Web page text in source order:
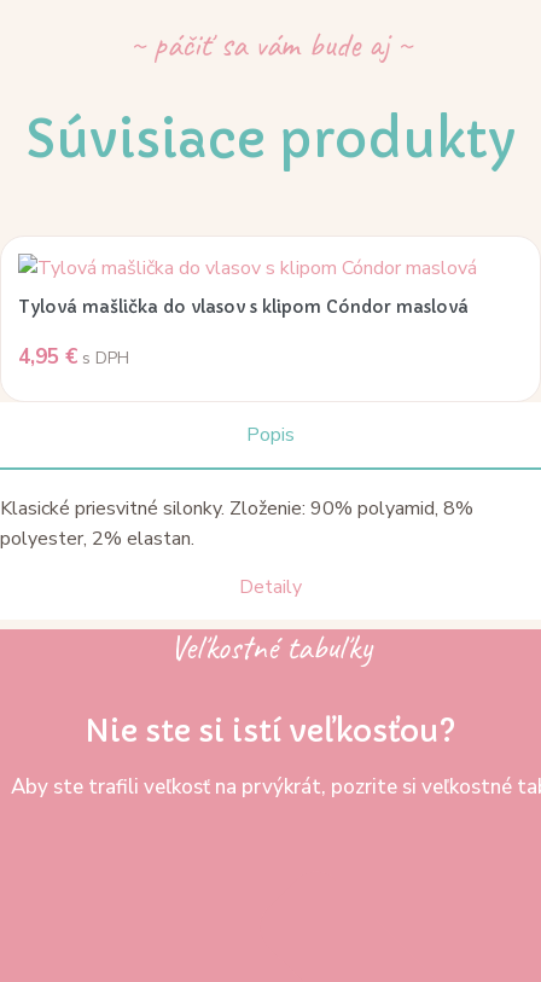
~ páčiť sa vám bude aj ~
Súvisiace produkty
Tylová mašlička do vlasov s klipom Cóndor maslová
4,95 € s DPH
Popis
Detaily
Klasické priesvitné silonky. Zloženie: 90% polyamid, 8%
polyester, 2% elastan.
Veľkostné tabuľky
Nie ste si istí veľkosťou?
Aby ste trafili veľkosť na prvýkrát, pozrite si veľkostné